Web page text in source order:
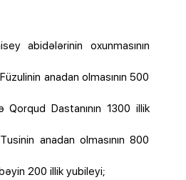
abidələrinin oxunmasının
anadan olmasının 500
Dastanının 1300 illik
anadan olmasının 800
200 illik yubileyi;